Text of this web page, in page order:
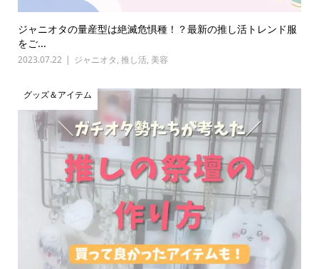
ジャニオタの量産型は絶滅危惧種！？最新の推し活トレンド服
をご...
2023.07.22 ジャニオタ, 推し活, 美容
グッズ＆アイテム